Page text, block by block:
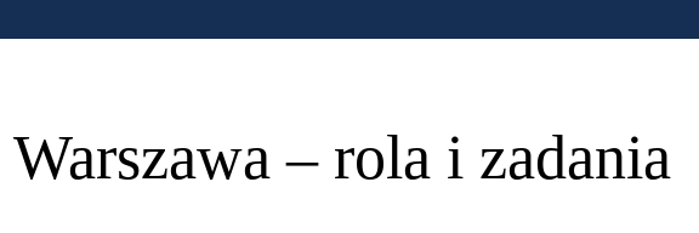
– rola i zadania